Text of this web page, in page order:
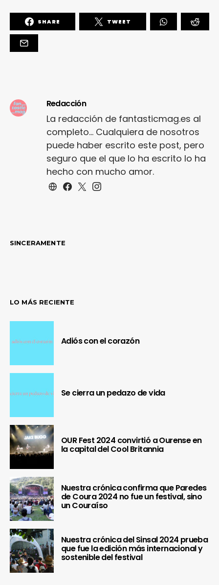
SHARE TWEET
Redacción
La redacción de fantasticmag.es al
completo... Cualquiera de nosotros
puede haber escrito este post, pero
seguro que el que lo ha escrito lo ha
hecho con mucho amor.
SINCERAMENTE
LO MÁS RECIENTE
Adiós con el corazón
Se cierra un pedazo de vida
OUR Fest 2024 convirtió a Ourense en
la capital del Cool Britannia
Nuestra crónica confirma que Paredes
de Coura 2024 no fue un festival, sino
un Couraíso
Nuestra crónica del Sinsal 2024 prueba
que fue la edición más internacional y
sostenible del festival